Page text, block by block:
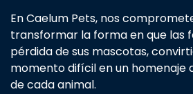
En Caelum Pets, nos
transformar la forma en que las
pérdida de sus mascotas,
momento difícil en un homenaje
de cada animal.